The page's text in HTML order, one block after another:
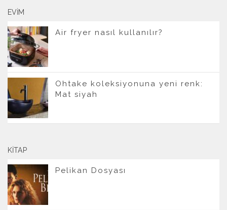
EVIM
Air fryer nasıl kullanılır?
Ohtake koleksiyonuna yeni renk:
Mat siyah
KITAP
Pelikan Dosyası